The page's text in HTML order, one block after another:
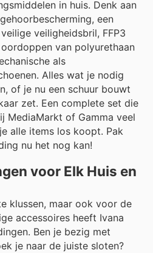
in huis. Denk aan
een
veiligheidsbril, FFP3
van polyurethaan
als
Alles wat je nodig
of je nu een schuur bouwt
zet. Een complete set die
MediaMarkt of Gamma veel
alle items los koopt. Pak
nu het nog kan!
voor Elk Huis en
klussen, maar ook voor de
accessoires heeft Ivana
Ben je bezig met
je naar de juiste sloten?